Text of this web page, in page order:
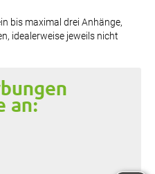
bis maximal drei Anhänge,
idealerweise jeweils nicht
an: